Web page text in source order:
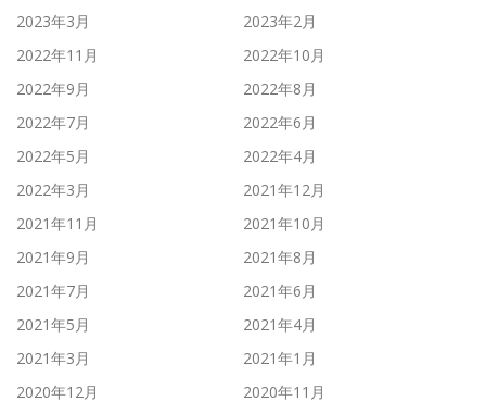
2023年3月
2023年2月
2022年11月
2022年10月
2022年9月
2022年8月
2022年7月
2022年6月
2022年5月
2022年4月
2022年3月
2021年12月
2021年11月
2021年10月
2021年9月
2021年8月
2021年7月
2021年6月
2021年5月
2021年4月
2021年3月
2021年1月
2020年12月
2020年11月